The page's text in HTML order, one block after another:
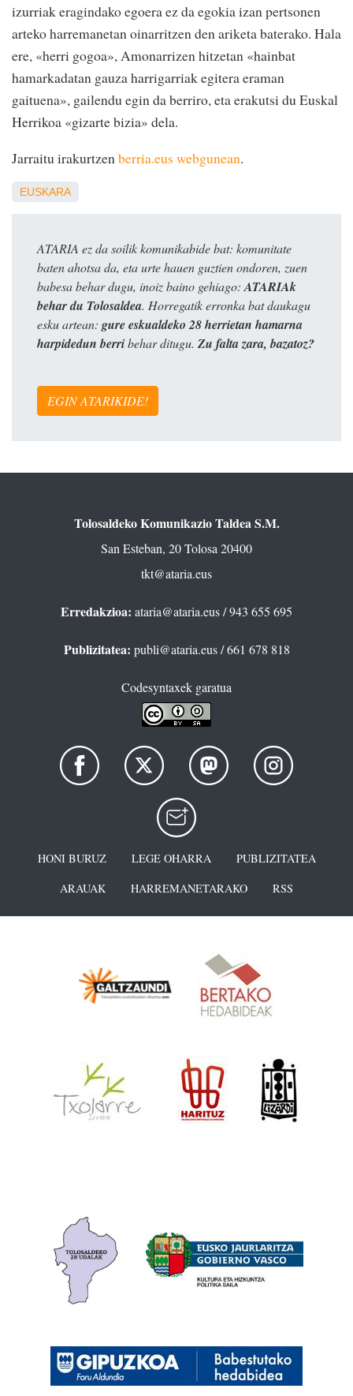
izurriak eragindako egoera ez da egokia izan pertsonen
arteko harremanetan oinarritzen den ariketa baterako. Hala
ere, «herri gogoa», Amonarrizen hitzetan «hainbat
hamarkadatan gauza harrigarriak egitera eraman
gaituena», gailendu egin da berriro, eta erakutsi du Euskal
Herrikoa «gizarte bizia» dela.
Jarraitu irakurtzen berria.eus webgunean.
EUSKARA
ATARIA ez da soilik komunikabide bat: komunitate
baten ahotsa da, eta urte hauen guztien ondoren, zuen
babesa behar dugu, inoiz baino gehiago:ATARIAk
behar du Tolosaldea. Horregatik erronka bat daukagu
esku artean: gure eskualdeko 28 herrietan hamarna
harpidedun berribehar ditugu. Zu falta zara, bazatoz?
EGIN ATARIKIDE!
Tolosaldeko Komunikazio Taldea S.M.
San Esteban, 20 Tolosa 20400
tkt@ataria.eus
Erredakzioa: ataria@ataria.eus/ 943 655 695
Publizitatea: publi@ataria.eus/ 661 678 818
Codesyntaxek garatua
HONI BURUZ LEGE OHARRA
PUBLIZITATEA
ARAUAK
HARREMANETARAKO RSS